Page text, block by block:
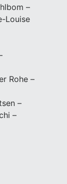
–
Louise
Rohe –
–
–